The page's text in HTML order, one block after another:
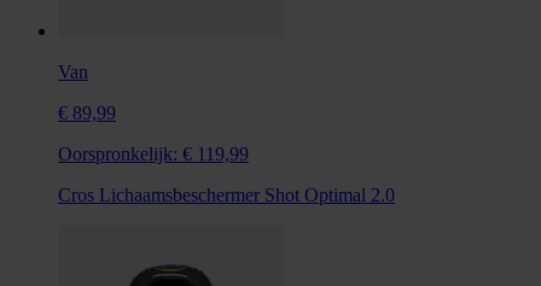
Van
€ 89,99
Oorspronkelijk: € 119,99
Cros Lichaamsbeschermer Shot Optimal 2.0